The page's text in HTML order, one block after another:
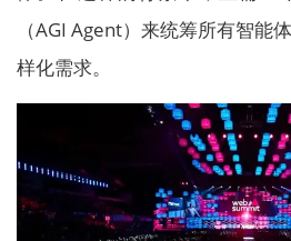
（AGI Agent）来统筹所有智能
样化需求。